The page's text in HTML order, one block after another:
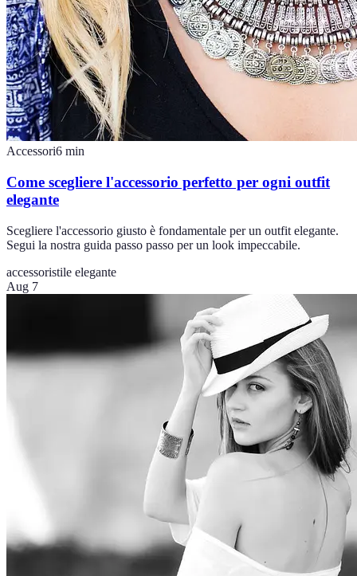
Accessori6 min
Come scegliere l'accessorio perfetto per ogni outfit
elegante
Scegliere l'accessorio giusto è fondamentale per un outfit elegante.
Segui la nostra guida passo passo per un look impeccabile.
accessoristile elegante
Aug 7